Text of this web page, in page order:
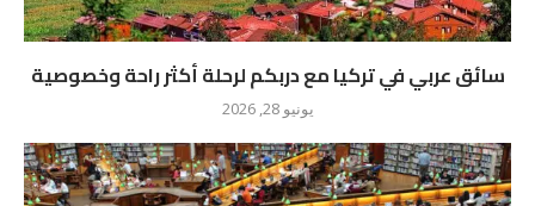
سائق عربي في تركيا مع دربكم لرحلة أكثر راحة وخصوصية
يونيو 28, 2026